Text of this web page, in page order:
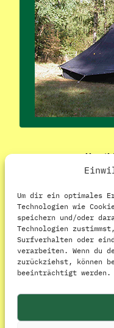
Um dir ein optimales
Technologien wie
speichern und/oder
Technologien
Surfverhalten oder
verarbeiten. Wenn
zurückziehst, können
beeinträchtigt werden.
Konkrete
Buchungsformular
Fragestellungen
Pfadfindergelände